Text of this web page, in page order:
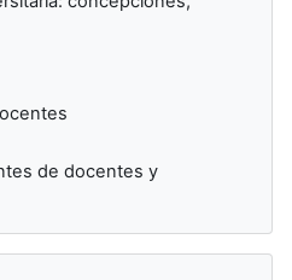
de docentes y